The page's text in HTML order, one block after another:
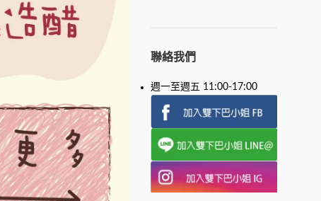
聯絡我們
週一至週五 11:00-17:00